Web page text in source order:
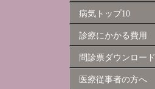
病気トップ10
診療にかかる費用
問診票ダウンロード
医療従事者の方へ